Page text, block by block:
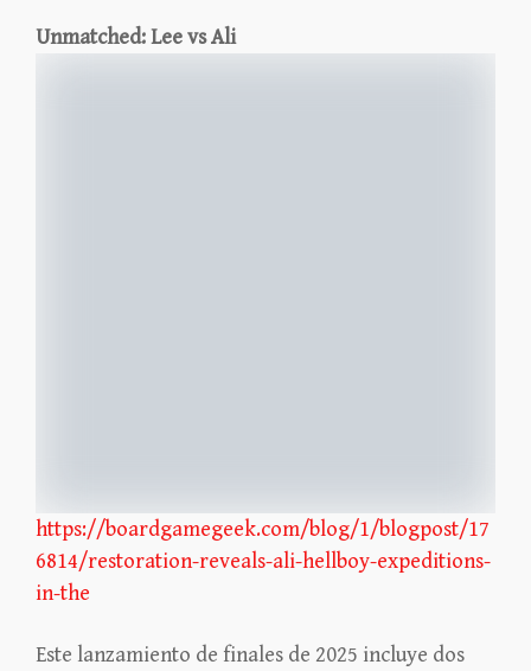
Unmatched: Lee vs Ali
https://boardgamegeek.com/blog/1/blogpost/17
6814/restoration-reveals-ali-hellboy-expeditions-
in-the
Este lanzamiento de finales de 2025 incluye dos